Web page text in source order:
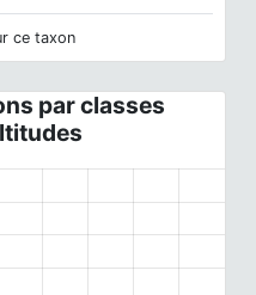
ce taxon
par classes